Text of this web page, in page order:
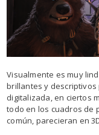
Visualmente es muy
brillantes y descriptivos
digitalizada, en ciertos
todo en los cuadros de
común, parecieran en